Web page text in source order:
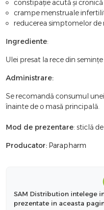
constipație acută și cronică
crampe menstruale
reducerea simptomelor de
Ingrediente:
Ulei presat la rece din semințe
Administrare:
Se recomandă consumul
înainte de o masă principală.
Mod de prezentare: sticlă
Producator: Parapharm
SAM Distribution intelege
prezentate in aceasta